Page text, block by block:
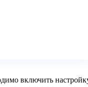
включить